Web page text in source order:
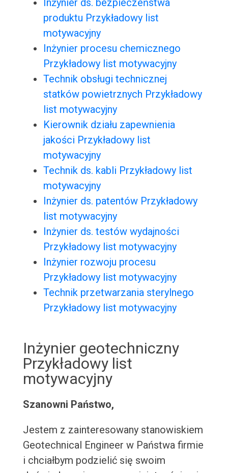
Inżynier ds. bezpieczeństwa
produktu Przykładowy list
motywacyjny
Inżynier procesu chemicznego
Przykładowy list motywacyjny
Technik obsługi technicznej
statków powietrznych Przykładowy
list motywacyjny
Kierownik działu zapewnienia
jakości Przykładowy list
motywacyjny
Technik ds. kabli Przykładowy list
motywacyjny
Inżynier ds. patentów Przykładowy
list motywacyjny
Inżynier ds. testów wydajności
Przykładowy list motywacyjny
Inżynier rozwoju procesu
Przykładowy list motywacyjny
Technik przetwarzania sterylnego
Przykładowy list motywacyjny
Inżynier geotechniczny
Przykładowy list
motywacyjny
Szanowni Państwo,
Jestem z zainteresowany stanowiskiem
Geotechnical Engineer w Państwa firmie
i chciałbym podzielić się swoim